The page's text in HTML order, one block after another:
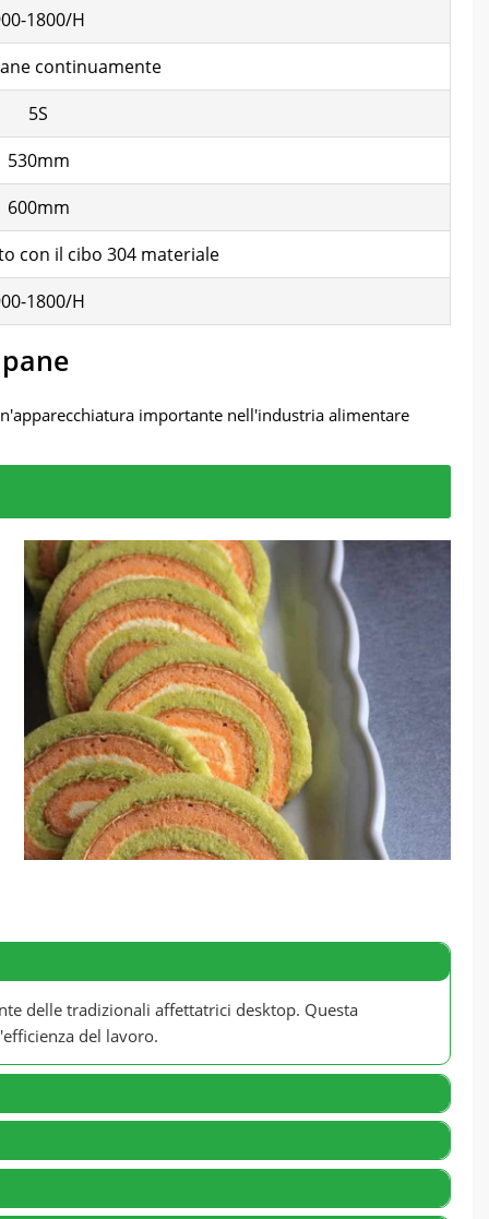
1800/H
continuamente
5S
530mm
600mm
con il cibo 304 materiale
1800/H
importante nell'industria alimentare
delle tradizionali affettatrici desktop. Questa
del lavoro.